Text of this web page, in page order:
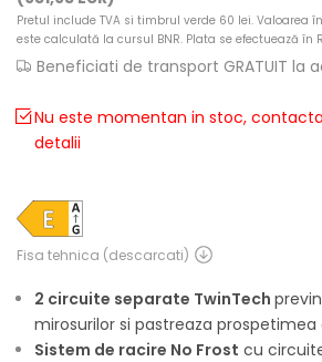
Pretul include TVA si timbrul verde 60 lei. Valoarea
este calculată la cursul BNR. Plata se efectuează în
Beneficiati de transport GRATUIT la
Nu este momentan in stoc,
detalii
2 circuite separate TwinTech
mirosurilor si pastreaza
Sistem de racire No Frost cu